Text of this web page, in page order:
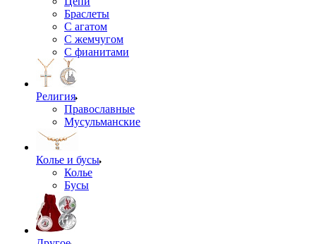
Браслеты
С агатом
С жемчугом
С фианитами
Религия
Православные
Мусульманские
Колье и бусы
Колье
Бусы